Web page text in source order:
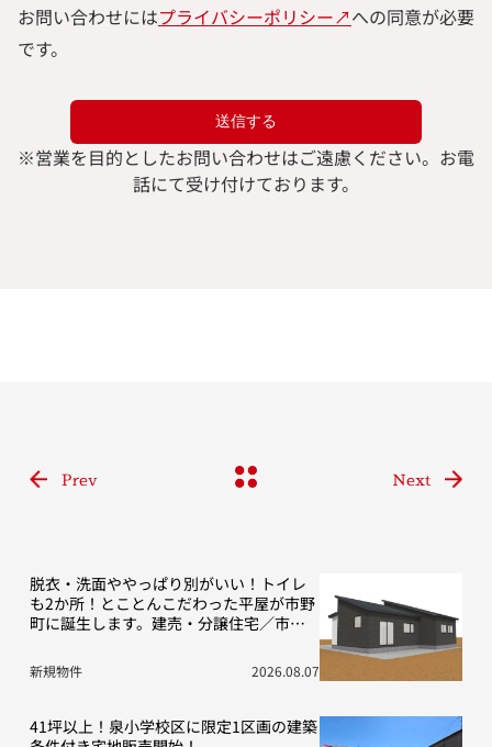
お問い合わせにはプライバシーポリシー↗︎への同意が必要
です。
※営業を目的としたお問い合わせはご遠慮ください。 お電
話にて受け付けております。
Prev Next
脱衣・洗面ややっぱり別がいい！トイレ
も2か所！とことんこだわった平屋が市野
町に誕生します。建売・分譲住宅／市野
新規物件 2026.08.07
41坪以上！泉小学校区に限定1区画の建築